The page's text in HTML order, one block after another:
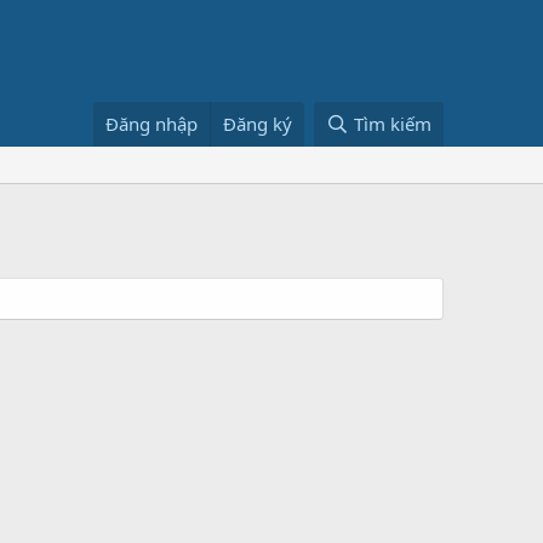
Đăng nhập Đăng ký Tìm kiếm